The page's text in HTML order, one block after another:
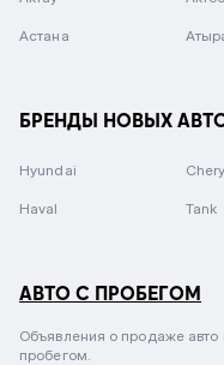
Астана
БРЕНДЫ НОВЫХ
Hyundai Chery
Haval Tank
АВТО С ПРОБЕГОМ
Объявления о продаже авто
пробегом.